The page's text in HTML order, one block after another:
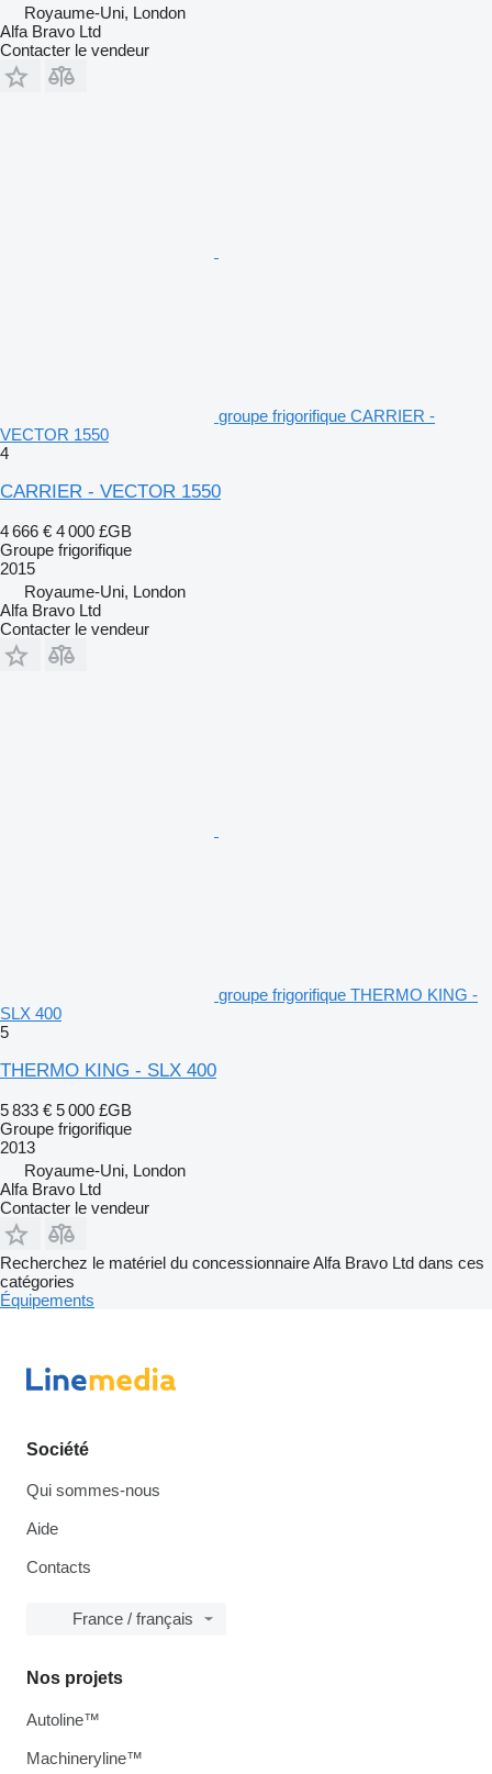
Royaume-Uni, London
Alfa Bravo Ltd
Contacter le vendeur
groupe frigorifique CARRIER -
VECTOR 1550
4
CARRIER - VECTOR 1550
4 666 € 4 000 £GB
Groupe frigorifique
2015
Royaume-Uni, London
Alfa Bravo Ltd
Contacter le vendeur
groupe frigorifique THERMO KING -
SLX 400
5
THERMO KING - SLX 400
5 833 € 5 000 £GB
Groupe frigorifique
2013
Royaume-Uni, London
Alfa Bravo Ltd
Contacter le vendeur
Recherchez le matériel du concessionnaire Alfa Bravo Ltd dans ces
catégories
Équipements
Société
Qui sommes-nous
Aide
Contacts
France / français
Nos projets
Autoline™
Machineryline™